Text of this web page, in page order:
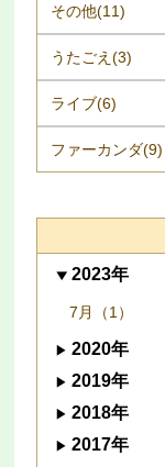
その他(11)
うたごえ(3)
ライブ(6)
ファーカンダ(9)
2023年
7月（1）
2020年
2019年
2018年
2017年